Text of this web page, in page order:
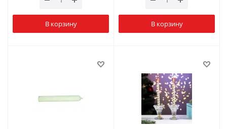
В корзину В корзину